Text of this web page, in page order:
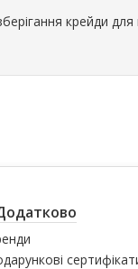
крейди